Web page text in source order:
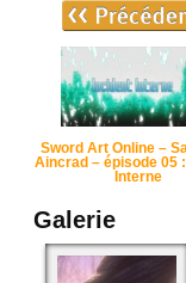
Sword Art Online –
Aincrad – épisode 05
Interne
Galerie